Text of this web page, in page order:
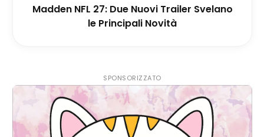
Madden NFL 27: Due Nuovi Trailer Svelano
le Principali Novità
SPONSORIZZATO